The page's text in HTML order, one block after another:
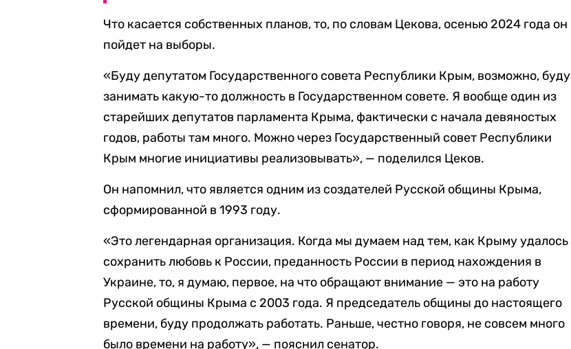
Что касается собственных планов, то, по словам Цекова, осенью 2024 года он
пойдет на выборы.
«Буду депутатом Государственного совета Республики Крым, возможно, буду
занимать какую-то должность в Государственном совете. Я вообще один из
старейших депутатов парламента Крыма, фактически с начала девяностых
годов, работы там много. Можно через Государственный совет Республики
Крым многие инициативы реализовывать», — поделился Цеков.
Он напомнил, что является одним из создателей Русской общины Крыма,
сформированной в 1993 году.
«Это легендарная организация. Когда мы думаем над тем, как Крыму удалось
сохранить любовь к России, преданность России в период нахождения в
Украине, то, я думаю, первое, на что обращают внимание — это на работу
Русской общины Крыма с 2003 года. Я председатель общины до настоящего
времени, буду продолжать работать. Раньше, честно говоря, не совсем много
было времени на работу», — пояснил сенатор.